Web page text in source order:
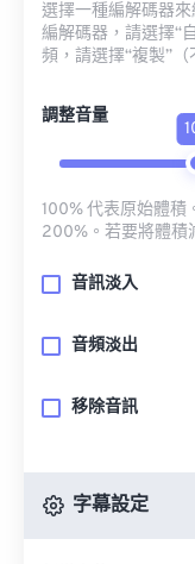
選擇一種編解碼器
編解碼器，請選擇“
頻，請選擇“複製”（
調整音量
100% 代表原始體積
200%。若要將體積
音訊淡入
音頻淡出
移除音訊
字幕設定